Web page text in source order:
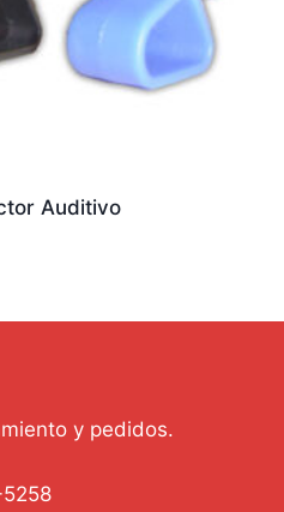
Auditivo
y pedidos.